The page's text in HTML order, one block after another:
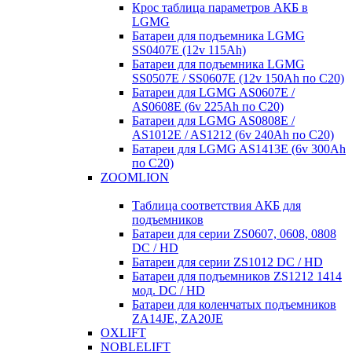
Крос таблица параметров АКБ в
LGMG
Батареи для подъемника LGMG
SS0407E (12v 115Ah)
Батареи для подъемника LGMG
SS0507E / SS0607E (12v 150Ah по С20)
Батареи для LGMG AS0607E /
AS0608E (6v 225Ah по С20)
Батареи для LGMG AS0808E /
AS1012E / AS1212 (6v 240Ah по С20)
Батареи для LGMG AS1413E (6v 300Ah
по С20)
ZOOMLION
Таблица соответствия АКБ для
подъемников
Батареи для серии ZS0607, 0608, 0808
DC / HD
Батареи для серии ZS1012 DC / HD
Батареи для подъемников ZS1212 1414
мод. DC / HD
Батареи для коленчатых подъемников
ZA14JE, ZA20JE
OXLIFT
NOBLELIFT